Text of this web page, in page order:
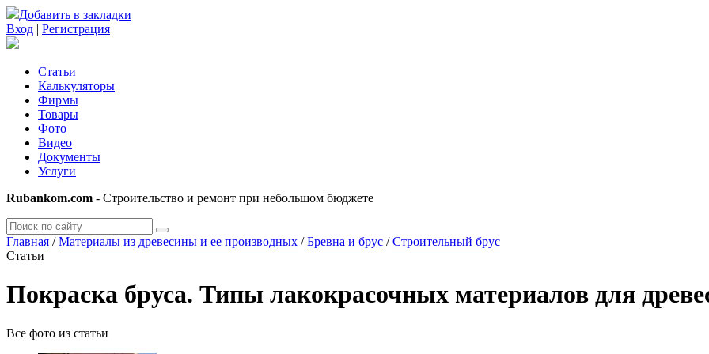
Добавить в закладки
Вход | Регистрация
Статьи
Калькуляторы
Фирмы
Товары
Фото
Видео
Документы
Услуги
Rubankom.com - Строительство и ремонт при небольшом бюджете
Главная /Материалы из древесины и ее производных /Бревна и брус /Строительный брус
Статьи
Покраска бруса. Типы лакокрасочных материалов для
Все фото из статьи